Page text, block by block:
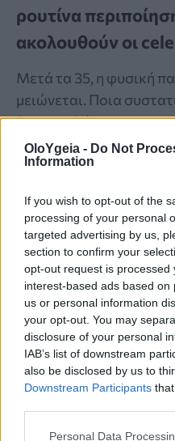
OloYgeia - Do Not
Information
If you wish to opt-out of the
processing of your personal
targeted advertising by us,
section to confirm your
opt-out request is processed
interest-based ads based
us or personal information
your opt-out. You may
disclosure of your personal
IAB’s list of downstream
also be disclosed by us to
Downstream Participants
Personal Data
ρουτίνα
ακολουθούν οι
Μετά τα 35, η φυσική
μειώνεται. Ποια
δερματολόγοι για
και υποστήριξη της
κολλαγόνου;